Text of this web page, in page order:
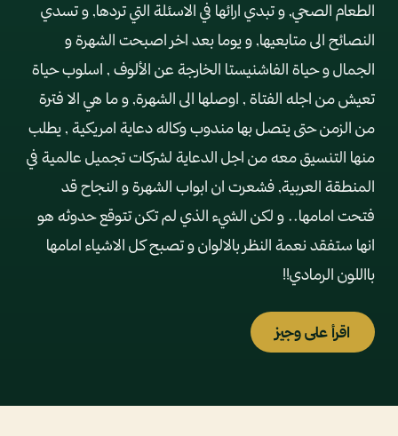
الطعام الصحي, و تبدي ارائها في الاسئلة التي تردها, و تسدي
النصائح الى متابعيها, و يوما بعد اخر اصبحت الشهرة و
الجمال و حياة الفاشنيستا الخارجة عن الألوف , اسلوب حياة
تعيش من اجله الفتاة , اوصلها الى الشهرة, و ما هي الا فترة
من الزمن حتى يتصل بها مندوب وكاله دعاية امريكية , يطلب
منها التنسيق معه من اجل الدعاية لشركات تجميل عالمية في
المنطقة العربية, فشعرت ان ابواب الشهرة و النجاح قد
فتحت امامها.. و لكن الشيء الذي لم تكن تتوقع حدوثه هو
انها ستفقد نعمة النظر بالالوان و تصبح كل الاشياء امامها
بااللون الرمادي!!
اقرأ على وجيز